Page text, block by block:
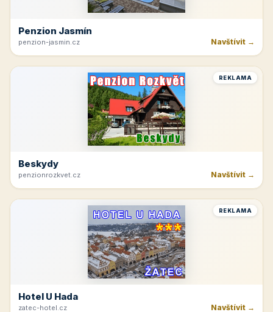
Penzion Jasmín
penzion-jasmin.cz Navštívit →
REKLAMA
Beskydy
penzionrozkvet.cz Navštívit →
REKLAMA
Hotel U Hada
zatec-hotel.cz Navštívit →